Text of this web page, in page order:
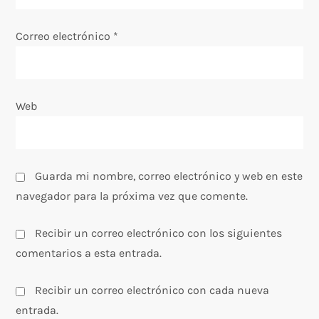
a
Correo electrónico *
Web
Guarda mi nombre, correo electrónico y web en este
navegador para la próxima vez que comente.
Recibir un correo electrónico con los siguientes
comentarios a esta entrada.
Recibir un correo electrónico con cada nueva
entrada.